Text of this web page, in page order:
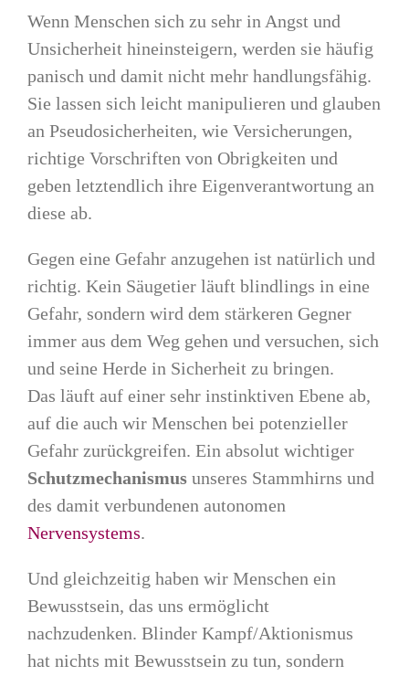
Wenn Menschen sich zu sehr in Angst und
Unsicherheit hineinsteigern, werden sie häufig
panisch und damit nicht mehr handlungsfähig.
Sie lassen sich leicht manipulieren und glauben
an Pseudosicherheiten, wie Versicherungen,
richtige Vorschriften von Obrigkeiten und
geben letztendlich ihre Eigenverantwortung an
diese ab.
Gegen eine Gefahr anzugehen ist natürlich und
richtig. Kein Säugetier läuft blindlings in eine
Gefahr, sondern wird dem stärkeren Gegner
immer aus dem Weg gehen und versuchen, sich
und seine Herde in Sicherheit zu bringen.
Das läuft auf einer sehr instinktiven Ebene ab,
auf die auch wir Menschen bei potenzieller
Gefahr zurückgreifen. Ein absolut wichtiger
Schutzmechanismus unseres Stammhirns und
des damit verbundenen autonomen
Nervensystems.
Und gleichzeitig haben wir Menschen ein
Bewusstsein, das uns ermöglicht
nachzudenken. Blinder Kampf/Aktionismus
hat nichts mit Bewusstsein zu tun, sondern